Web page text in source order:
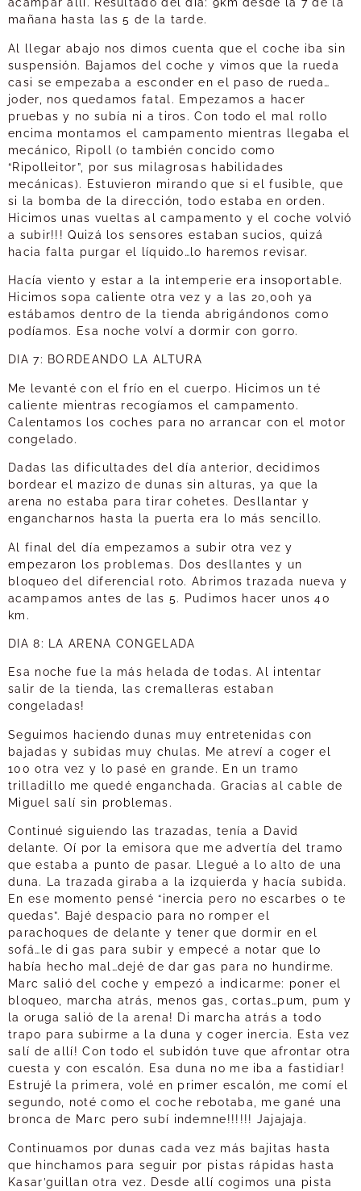
acampar allí. Resultado del día: 9km desde la 7 de la
mañana hasta las 5 de la tarde.
Al llegar abajo nos dimos cuenta que el coche iba sin
suspensión. Bajamos del coche y vimos que la rueda
casi se empezaba a esconder en el paso de rueda…
joder, nos quedamos fatal. Empezamos a hacer
pruebas y no subía ni a tiros. Con todo el mal rollo
encima montamos el campamento mientras llegaba el
mecánico, Ripoll (o también concido como
“Ripolleitor”, por sus milagrosas habilidades
mecánicas). Estuvieron mirando que si el fusible, que
si la bomba de la dirección, todo estaba en orden.
Hicimos unas vueltas al campamento y el coche volvió
a subir!!! Quizá los sensores estaban sucios, quizá
hacia falta purgar el líquido…lo haremos revisar.
Hacía viento y estar a la intemperie era insoportable.
Hicimos sopa caliente otra vez y a las 20,00h ya
estábamos dentro de la tienda abrigándonos como
podíamos. Esa noche volví a dormir con gorro.
DIA 7: BORDEANDO LA ALTURA
Me levanté con el frío en el cuerpo. Hicimos un té
caliente mientras recogíamos el campamento.
Calentamos los coches para no arrancar con el motor
congelado.
Dadas las dificultades del día anterior, decidimos
bordear el mazizo de dunas sin alturas, ya que la
arena no estaba para tirar cohetes. Desllantar y
engancharnos hasta la puerta era lo más sencillo.
Al final del día empezamos a subir otra vez y
empezaron los problemas. Dos desllantes y un
bloqueo del diferencial roto. Abrimos trazada nueva y
acampamos antes de las 5. Pudimos hacer unos 40
km.
DIA 8: LA ARENA CONGELADA
Esa noche fue la más helada de todas. Al intentar
salir de la tienda, las cremalleras estaban
congeladas!
Seguimos haciendo dunas muy entretenidas con
bajadas y subidas muy chulas. Me atreví a coger el
100 otra vez y lo pasé en grande. En un tramo
trilladillo me quedé enganchada. Gracias al cable de
Miguel salí sin problemas.
Continué siguiendo las trazadas, tenía a David
delante. Oí por la emisora que me advertía del tramo
que estaba a punto de pasar. Llegué a lo alto de una
duna. La trazada giraba a la izquierda y hacía subida.
En ese momento pensé “inercia pero no escarbes o te
quedas”. Bajé despacio para no romper el
parachoques de delante y tener que dormir en el
sofá…le di gas para subir y empecé a notar que lo
había hecho mal…dejé de dar gas para no hundirme.
Marc salió del coche y empezó a indicarme: poner el
bloqueo, marcha atrás, menos gas, cortas…pum, pum y
la oruga salió de la arena! Di marcha atrás a todo
trapo para subirme a la duna y coger inercia. Esta vez
salí de allí! Con todo el subidón tuve que afrontar otra
cuesta y con escalón. Esa duna no me iba a fastidiar!
Estrujé la primera, volé en primer escalón, me comí el
segundo, noté como el coche rebotaba, me gané una
bronca de Marc pero subí indemne!!!!!! Jajajaja.
Continuamos por dunas cada vez más bajitas hasta
que hinchamos para seguir por pistas rápidas hasta
Kasar’guillan otra vez. Desde allí cogimos una pista